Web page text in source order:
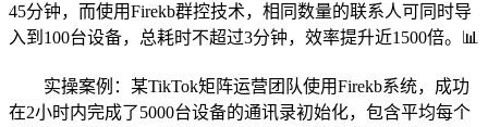
45分钟，而使用Firekb群控技术，相同数量的联系人可同时导
入到100台设备，总耗时不超过3分钟，效率提升近1500倍。📊
实操案例：某TikTok矩阵运营团队使用Firekb系统，成功
在2小时内完成了5000台设备的通讯录初始化，包含平均每个